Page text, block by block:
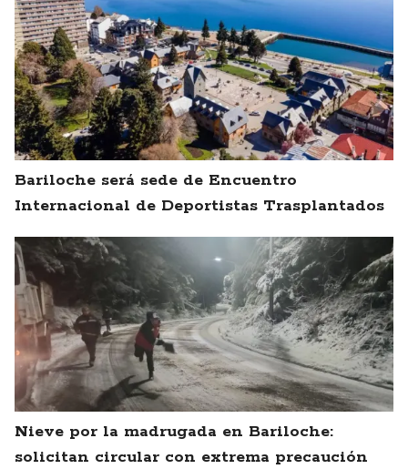
Bariloche será sede de Encuentro
Internacional de Deportistas Trasplantados
Nieve por la madrugada en Bariloche:
solicitan circular con extrema precaución